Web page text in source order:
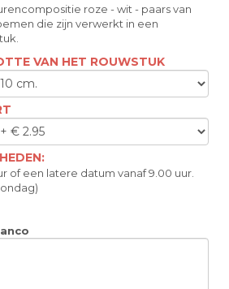
roze - wit - paars van
die zijn verwerkt in een
VAN HET ROUWSTUK
of een latere datum vanaf 9.00 uur.